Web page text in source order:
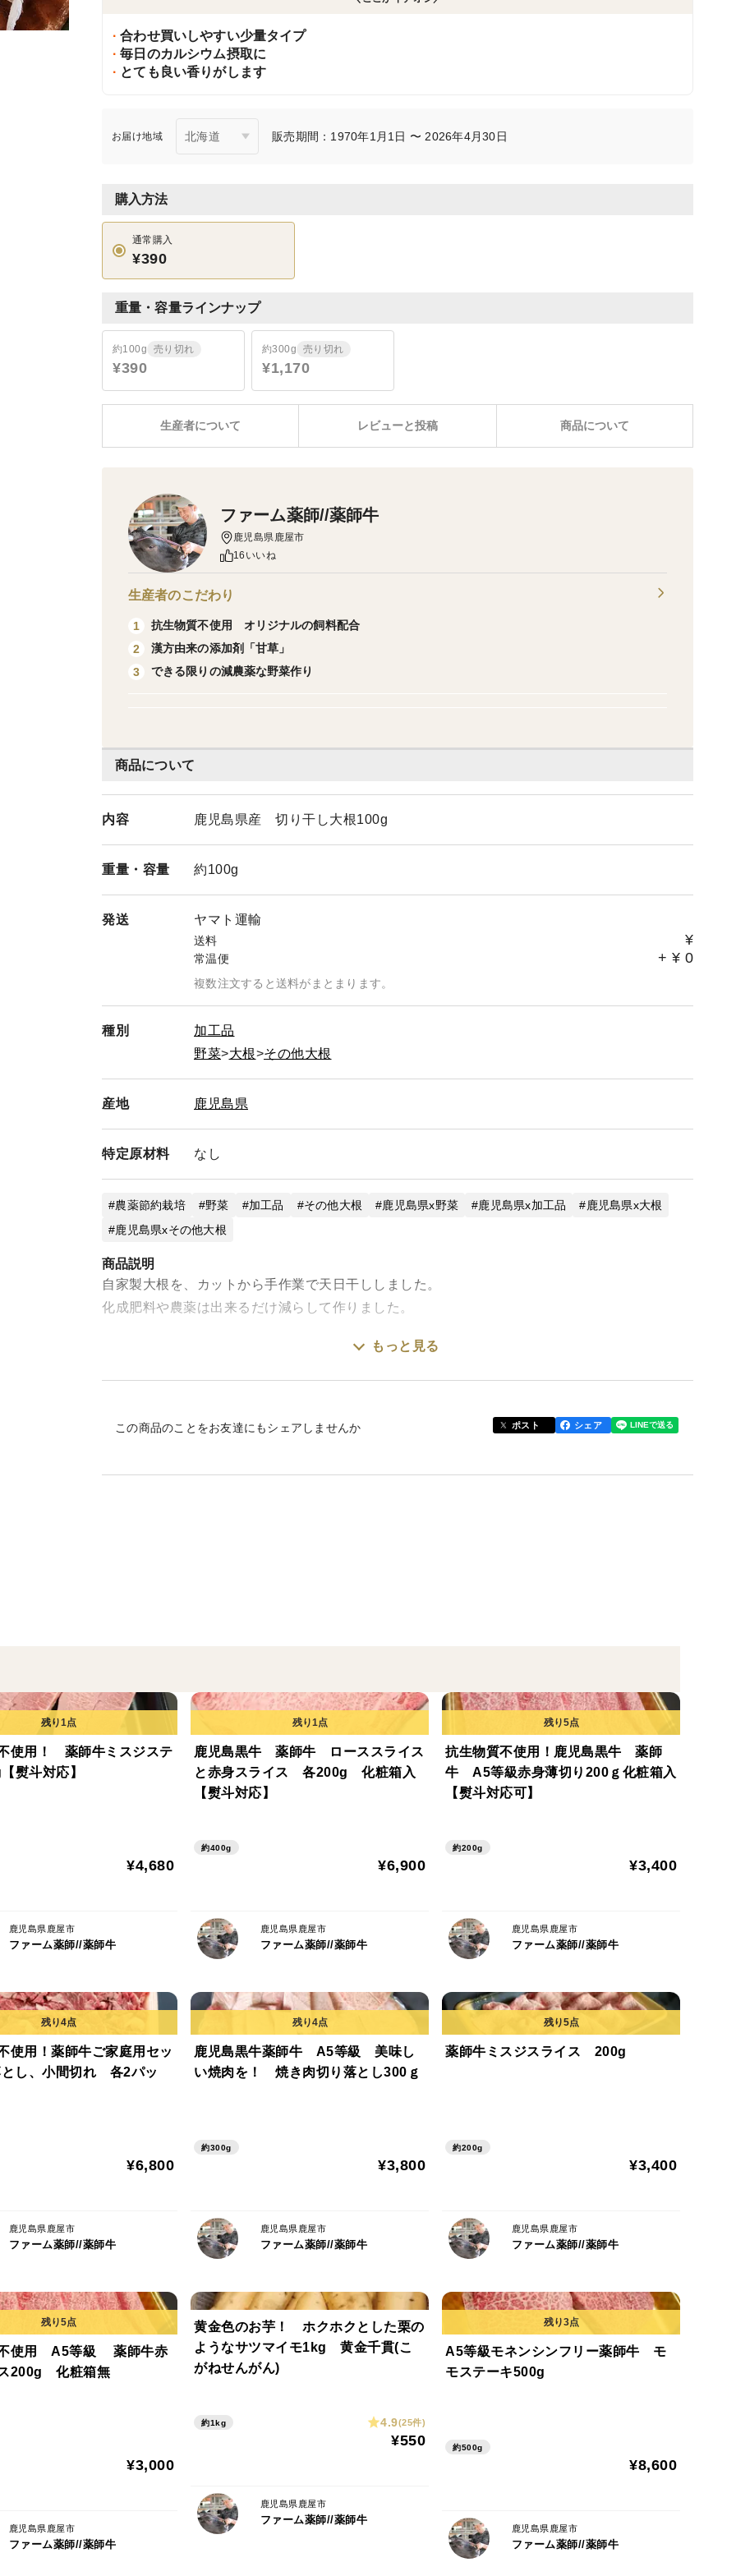
合わせ買いしやすい少量タイプ
毎日のカルシウム摂取に
とても良い香りがします
お届け地域 販売期間：1970年1月1日 〜 2026年4月30日
購入方法
通常購入
¥390
重量・容量ラインナップ
約100g 売り切れ
¥390
約300g 売り切れ
¥1,170
レビューと投稿 商品について
生産者について
商品について
内容 鹿児島県産 切り干し大根100g
重量・ 容量 約100g
発送 ヤマト運輸
送料 ¥
常温便 + ¥ 0
複数注文すると送料がまとまります。
種別
加工品
野菜
大根 その他大根
産地 鹿児島県
特定原材料 なし
農薬節約栽培 野菜 加工品 その他大根 鹿児島県x野菜 鹿児島県x加工品
鹿児島県x大根
鹿児島県xその他大根
商品説明
自家製大根を、カットから手作業で天日干ししました。
化成肥料や農薬は出来るだけ減らして作りました。
もっと見る
この商品のことをお友達にもシェアしませんか ポスト シェア
ファーム薬師//薬師牛
鹿児島県鹿屋市
16いいね
生産者のこだわり
1
抗生物質不使用 オリジナルの飼料配合
2
漢方由来の添加剤「甘草」
3
できる限りの減農薬な野菜作り
使用！ 薬師牛ミスジステ
熨斗対応】
¥4,680
鹿児島県鹿屋市
ファーム薬師//薬師牛
鹿児島黒牛 薬師牛 ローススライス
と赤身スライス 各200g 化粧箱入
【熨斗対応】
約400g
¥6,900
鹿児島県鹿屋市
ファーム薬師//薬師牛
抗生物質不使用！鹿児島黒牛 薬師
牛 A5等級赤身薄切り200ｇ化粧箱入
【熨斗対応可】
約200g
¥3,400
鹿児島県鹿屋市
ファーム薬師//薬師牛
使用！薬師牛ご家庭用セッ
とし、小間切れ 各2パッ
¥6,800
鹿児島県鹿屋市
ファーム薬師//薬師牛
鹿児島黒牛薬師牛 A5等級 美味し
い焼肉を！ 焼き肉切り落とし300ｇ
約300g
¥3,800
鹿児島県鹿屋市
ファーム薬師//薬師牛
薬師牛ミスジスライス 200g
約200g
¥3,400
鹿児島県鹿屋市
ファーム薬師//薬師牛
使用 A5等級 薬師牛赤
200g 化粧箱無
¥3,000
鹿児島県鹿屋市
ファーム薬師//薬師牛
黄金色のお芋！ ホクホクとした栗の
ようなサツマイモ1kg 黄金千貫(こ
がねせんがん)
約1kg 4.9(25件)
¥550
鹿児島県鹿屋市
ファーム薬師//薬師牛
A5等級モネンシンフリー薬師牛 モ
モステーキ500g
約500g
¥8,600
鹿児島県鹿屋市
ファーム薬師//薬師牛